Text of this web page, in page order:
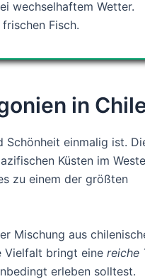
wechselhaftem Wetter.
Fisch.
in
Schönheit einmalig ist.
Küsten im
zu einem der größten
Mischung aus
Vielfalt bringt eine reiche
erleben solltest.